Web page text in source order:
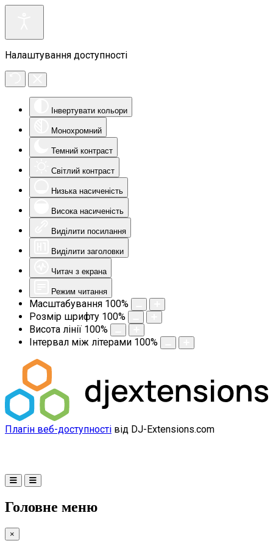
Налаштування доступності
Інвертувати кольори
Монохромний
Темний контраст
Світлий контраст
Низька насиченість
Висока насиченість
Виділити посилання
Виділити заголовки
Читач з екрана
Режим читання
Масштабування 100%
Розмір шрифту 100%
Висота лінії 100%
Інтервал між літерами 100%
Плагін веб-доступності від DJ-Extensions.com
Головне меню
×